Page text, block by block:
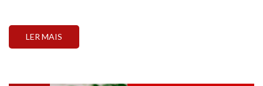
LER MAIS